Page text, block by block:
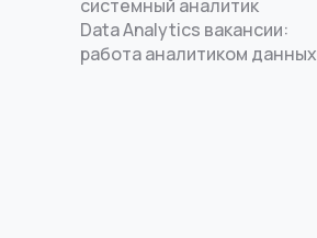
системный аналитик
Data Analytics вакансии:
работа аналитиком данных